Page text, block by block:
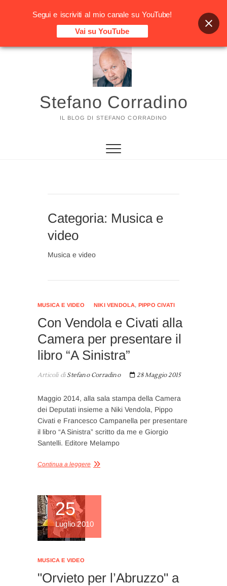
Vai
Stefano Corradino
IL BLOG DI STEFANO CORRADINO
Categoria: Musica e
video
Musica e video
MUSICA E VIDEO NIKI VENDOLA, PIPPO CIVATI
Con Vendola e Civati alla
Camera per presentare il
libro “A Sinistra”
Articoli diStefano Corradino 28 Maggio 2015
Maggio 2014, alla sala stampa della Camera
dei Deputati insieme a Niki Vendola, Pippo
Civati e Francesco Campanella per presentare
il libro “A Sinistra” scritto da me e Giorgio
Santelli. Editore Melampo
Continua a leggere
25
Luglio 2010
MUSICA E VIDEO
"Orvieto per l’Abruzzo" a
Segui e iscriviti al mio canale su YouTube!
Vai su YouTube